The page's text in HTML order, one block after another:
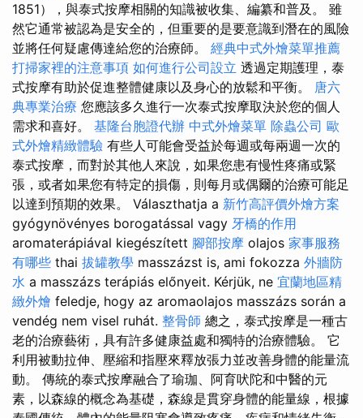
1851），與泰式按摩相關的知識被收集、編纂和普及。 雖
然它通常被認為是安全的，但重要的是要意識到潛在的風險
並將任何疑慮傳達給您的治療師。 經典中式外燴菜單推薦
打掃家裡的注意事項 如何進行公司設立 透過定期護理，泰
式按摩有助於促進整體健康以及身心的放鬆和平衡。 唐六
典專業治療 您應該多久進行一次泰式按摩取決於您的個人
需求和喜好。 基隆台胞證代辦 中式外燴菜單 除蟲公司 歐
式外燴精緻體驗 有些人可能會受益於每週或每兩週一次的
泰式按摩，而對於其他人來說，如果您患有慢性疼痛或緊
張，或者如果您有特定的損傷，則每月或偶爾的治療可能足
以達到預期的效果。 Választhatja a 新竹高評價外燴方案
gyógynövényes borogatással vagy 牙橋的作用
aromaterápiával kiegészített 腳部按摩 olajos 家事服務
有哪些 thai 拔罐教學 masszázst is, ami fokozza 外牆防
水 a masszázs terápiás előnyeit. Kérjük, ne 宜蘭地區精
緻外燴 feledje, hogy az aromaolajos masszázs során a
vendég nem visel ruhát. 整骨師 總之，泰式按摩是一種古
老的治療藝術，具有許多健康益處和獨特的治療體驗。 它
利用被動拉伸、壓縮和指壓來釋放張力並改善身體的能量流
動。 傳統的泰式按摩融合了瑜珈、阿育吠陀和中醫的元
素，以森線的概念為基礎，森線是貫穿身體的能量線，根據